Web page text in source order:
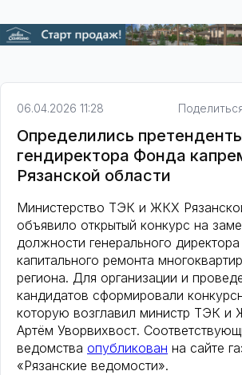
06.04.2026 11:28
Определились
гендиректора Фонда
Рязанской области
Министерство ТЭК и ЖКХ
объявило открытый конкурс на
должности генерального
капитального ремонта
региона. Для организации и
кандидатов сформировали
которую возглавил министр ТЭК и
Артём Уворвихвост.
ведомства опубликован на сайте
«Рязанские ведомости».